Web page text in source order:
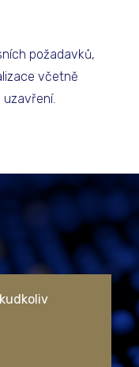
požadavků,
včetně